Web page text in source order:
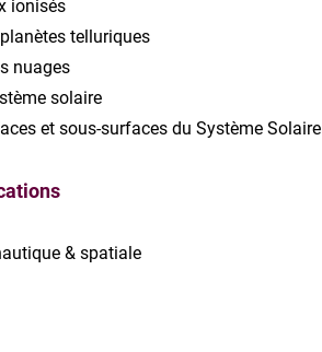
ionisés
telluriques
nuages
solaire
et sous-surfaces du Système Solaire
& spatiale